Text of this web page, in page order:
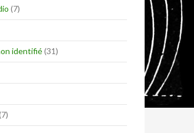
(7)
identifié(31)